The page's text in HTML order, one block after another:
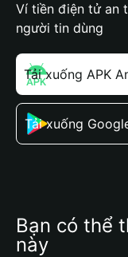
Ví tiền điện tử an
người tin dùng
Tải xuống APK
Tải xuống
Bạn có thể
này